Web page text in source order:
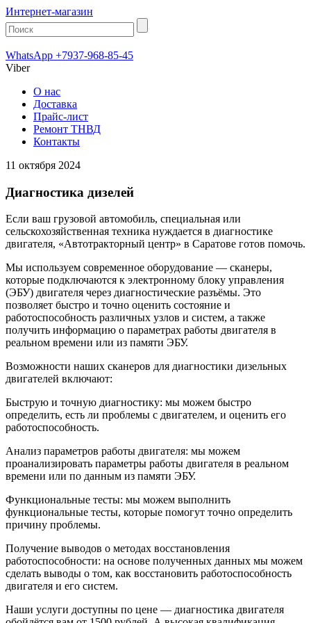
Интернет-магазин
WhatsApp +7937-968-85-45
Viber
О нас
Доставка
Прайс-лист
Ремонт ТНВД
Контакты
11 октября 2024
Диагностика дизелей
Если ваш грузовой автомобиль, специальная или
сельскохозяйственная техника нуждается в диагностике
двигателя, «Автотракторный центр» в Саратове готов помочь.
Мы используем современное оборудование — сканеры,
которые подключаются к электронному блоку управления
(ЭБУ) двигателя через диагностические разъёмы. Это
позволяет быстро и точно оценить состояние и
работоспособность различных узлов и систем, а также
получить информацию о параметрах работы двигателя в
реальном времени или из памяти ЭБУ.
Возможности наших сканеров для диагностики дизельных
двигателей включают:
Быструю и точную диагностику: мы можем быстро
определить, есть ли проблемы с двигателем, и оценить его
работоспособность.
Анализ параметров работы двигателя: мы можем
проанализировать параметры работы двигателя в реальном
времени или по данным из памяти ЭБУ.
Функциональные тесты: мы можем выполнить
функциональные тесты, которые помогут точно определить
причину проблемы.
Получение выводов о методах восстановления
работоспособности: на основе полученных данных мы можем
сделать выводы о том, как восстановить работоспособность
двигателя и его систем.
Наши услуги доступны по цене — диагностика двигателя